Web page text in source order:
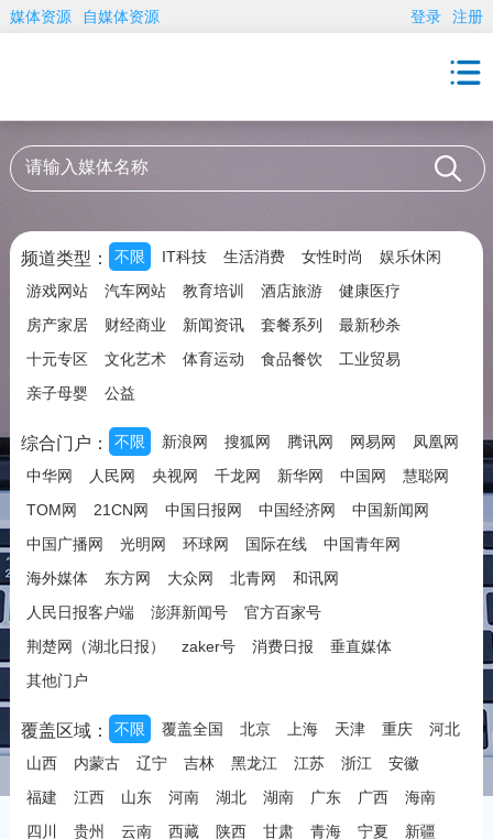
媒体资源 自媒体资源 登录 注册
频道类型： 不限 IT科技 生活消费 女性时尚
娱乐休闲
游戏网站
汽车网站 教育培训 酒店旅游
健康医疗
房产家居
财经商业 新闻资讯 套餐系列
最新秒杀
十元专区
文化艺术 体育运动 食品餐饮
工业贸易
亲子母婴
公益
综合门户： 不限 新浪网 搜狐网 腾讯网 网易网
凤凰网
中华网
人民网 央视网 千龙网 新华网 中国网
慧聪网
TOM网
21CN网 中国日报网 中国经济网
中国新闻网
中国广播网
光明网 环球网 国际在线
中国青年网
海外媒体
东方网 大众网 北青网
和讯网
人民日报客户端
澎湃新闻号
官方百家号
荆楚网（湖北日报）
zaker号 消费日报
垂直媒体
其他门户
覆盖区域： 不限 覆盖全国 北京 上海 天津 重庆
河北
山西
内蒙古 辽宁 吉林 黑龙江 江苏 浙江
安徽
福建
江西 山东 河南 湖北 湖南 广东 广西
海南
四川
贵州 云南 西藏 陕西 甘肃 青海 宁夏
新疆